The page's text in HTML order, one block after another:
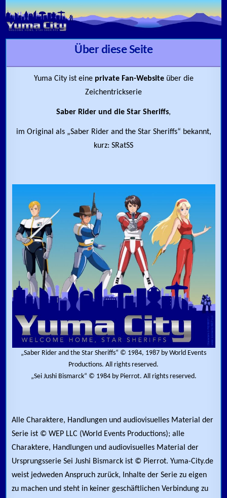
Skip to content
Über diese Seite
Yuma City ist eine private Fan-Websiteüber die
Zeichentrickserie
Saber Rider und die Star Sheriffs,
im Original als „Saber Rider and the Star Sheriffs“ bekannt,
kurz: SRatSS
„Saber Rider and the Star Sheriffs“ © 1984, 1987 by World Events
Productions. All rights reserved.
„Sei Jushi Bismarck“ © 1984 by Pierrot. All rights reserved.
Alle Charaktere, Handlungen und audiovisuelles Material der
Serie ist © WEP LLC (World Events Productions); alle
Charaktere, Handlungen und audiovisuelles Material der
Ursprungsserie Sei Jushi Bismarck ist © Pierrot. Yuma-City.de
weist jedweden Anspruch zurück, Inhalte der Serie zu eigen
zu machen und steht in keiner geschäftlichen Verbindung zu